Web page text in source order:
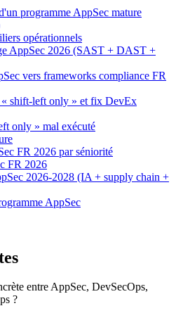
programme AppSec mature
opérationnels
AppSec 2026 (SAST + DAST +
vers frameworks compliance FR
shift-left only » et fix DevEx
only » mal exécuté
FR 2026 par séniorité
FR 2026
2026-2028 (IA + supply chain +
AppSec
entre AppSec, DevSecOps,
?